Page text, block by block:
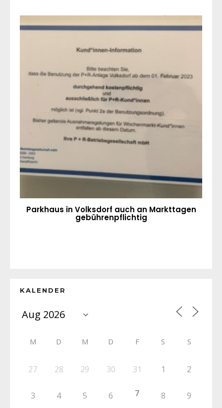
Parkhaus in Volksdorf auch an Markttagen
gebührenpflichtig
KALENDER
M D M D F S S
27 28 29 30 31 1 2
3 4 5 6 7 8 9